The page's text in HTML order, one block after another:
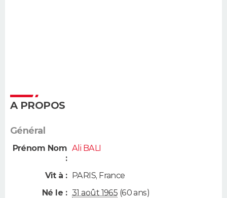
A PROPOS
Général
Prénom Nom
:
Ali BALI
Vit à : PARIS, France
Né le : 31 août 1965 (60 ans)